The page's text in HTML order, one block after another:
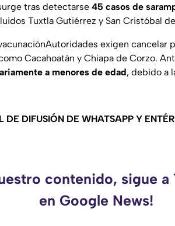
tras detectarse 45 casos de
Tuxtla Gutiérrez y San Cristóbal
exigen cancelar
Cacahoatán y Chiapa de Corzo.
a menores de edad, debido a
DE DIFUSIÓN DE WHATSAPP Y
contenido, sigue
en Google News!